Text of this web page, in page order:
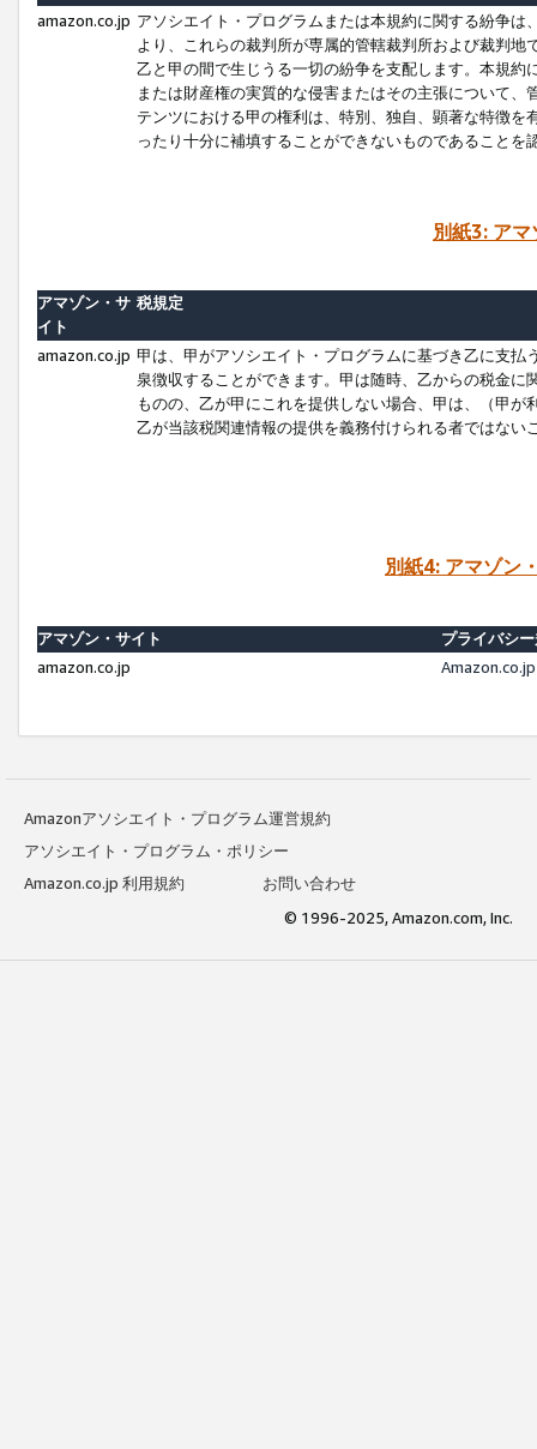
amazon.co.jp アソシエイト・プログラムまたは本規約に関する紛争
より、これらの裁判所が専属的管轄裁判所および裁判
乙と甲の間で生じうる一切の紛争を支配します。本規
または財産権の実質的な侵害またはその主張について
テンツにおける甲の権利は、特別、独自、顕著な特徴
ったり十分に補填することができないものであることを
別紙3: ア
アマゾン・サ
イト
税規定
amazon.co.jp 甲は、甲がアソシエイト・プログラムに基づき乙に支
泉徴収することができます。甲は随時、乙からの税金
ものの、乙が甲にこれを提供しない場合、甲は、（甲
乙が当該税関連情報の提供を義務付けられる者ではな
別紙4: アマゾン
アマゾン・サイト
プライバシ
amazon.co.jp
Amazonアソシエイト・プログラム運営規約
アソシエイト・プログラム・ポリシー
Amazon.co.jp 利用規約
お問い合わせ
© 1996-2025, Amazon.com, Inc.